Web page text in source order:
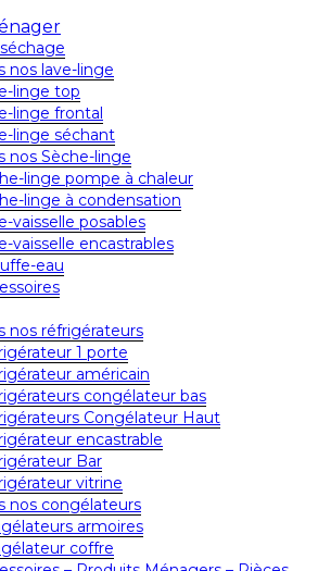
nos lave-linge
linge top
linge frontal
linge séchant
nos Sèche-linge
linge pompe à chaleur
linge à condensation
vaisselle posables
vaisselle encastrables
eau
nos réfrigérateurs
1 porte
américain
congélateur bas
Congélateur Haut
encastrable
Bar
vitrine
nos congélateurs
armoires
coffre